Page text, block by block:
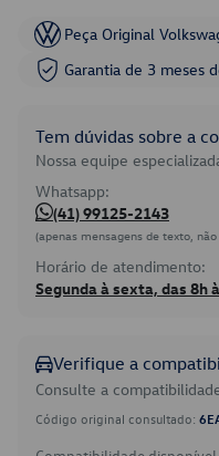
Peça Original
Garantia de 3 meses
Tem dúvidas sobre a
Nossa equipe
Whatsapp:
(41) 99125-2143
(apenas mensagens de texto,
Horário de atendimento:
Segunda à sexta, das 8h
Verifique a
Consulte a
Código original consultado: